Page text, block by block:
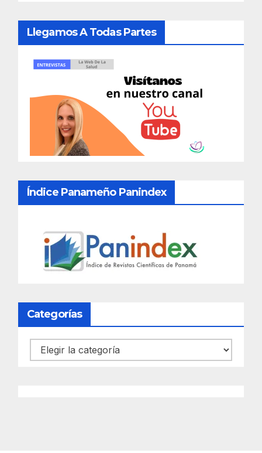
Llegamos A Todas Partes
Índice Panameño Panindex
Categorías
Categorías